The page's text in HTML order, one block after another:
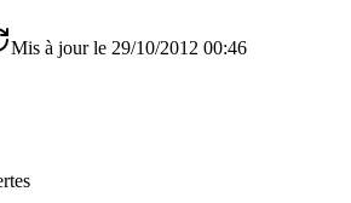
Mis à jour le 29/10/2012 00:46